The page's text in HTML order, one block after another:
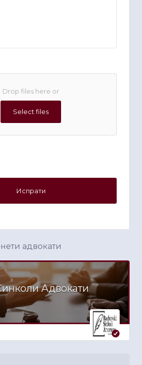
Drop files here or
Select files
адвокати
Адвокати